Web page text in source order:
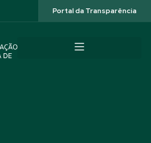
Portal da Transparência